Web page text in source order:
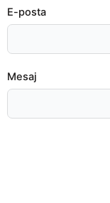
E-posta
Mesaj